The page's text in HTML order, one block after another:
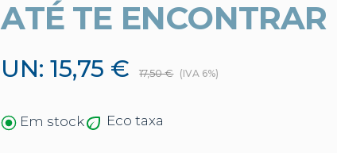
ATÉ TE ENCONTRAR
UN: 15,75 € 17,50 € (IVA 6%)
Em stock Eco taxa